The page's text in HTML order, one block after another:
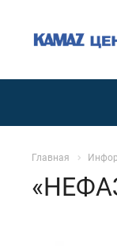
Главная